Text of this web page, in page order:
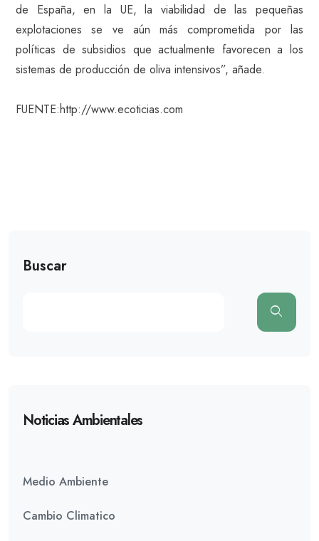
de España, en la UE, la viabilidad de las pequeñas
explotaciones se ve aún más comprometida por las
políticas de subsidios que actualmente favorecen a los
sistemas de producción de oliva intensivos”, añade.
FUENTE:http://www.ecoticias.com
Buscar
Noticias Ambientales
Medio Ambiente
Cambio Climatico